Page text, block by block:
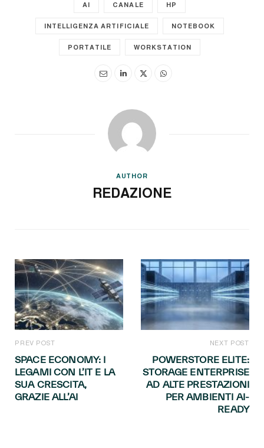
AI CANALE HP
INTELLIGENZA ARTIFICIALE NOTEBOOK
PORTATILE WORKSTATION
AUTHOR
REDAZIONE
PREV POST
SPACE ECONOMY: I
LEGAMI CON L’IT E LA
SUA CRESCITA,
GRAZIE ALL’AI
NEXT POST
POWERSTORE ELITE:
STORAGE ENTERPRISE
AD ALTE PRESTAZIONI
PER AMBIENTI AI-
READY